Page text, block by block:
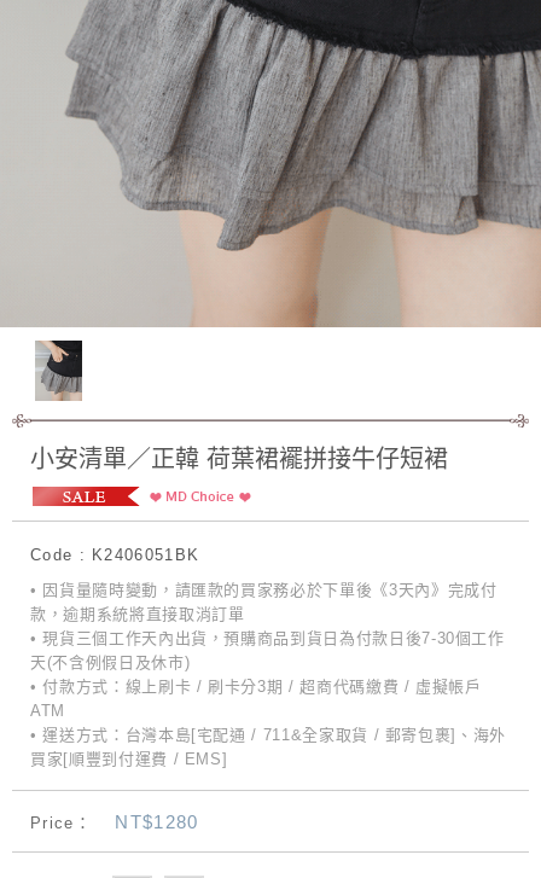
小安清單／正韓 荷葉裙襬拼接牛仔短裙
Code : K2406051BK
• 因貨量隨時變動，請匯款的買家務必於下單後《3天內》完成付
款，逾期系統將直接取消訂單
• 現貨三個工作天內出貨，預購商品到貨日為付款日後7-30個工作
天(不含例假日及休市)
• 付款方式：線上刷卡 / 刷卡分3期 / 超商代碼繳費 / 虛擬帳戶
ATM
• 運送方式：台灣本島[宅配通 / 711&全家取貨 / 郵寄包裹]、海外
買家[順豐到付運費 / EMS]
Price： NT$1280